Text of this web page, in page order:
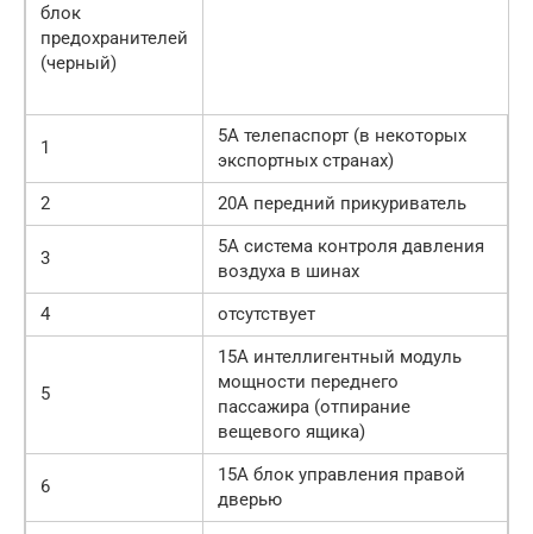
блок
предохранителей
(черный)
1
5A телепаспорт (в некоторых
экспортных странах)
2
20A передний прикуриватель
3
5A система контроля давления
воздуха в шинах
4
отсутствует
5
15A интеллигентный модуль
мощности переднего
пассажира (отпирание
вещевого ящика)
6
15A блок управления правой
дверью